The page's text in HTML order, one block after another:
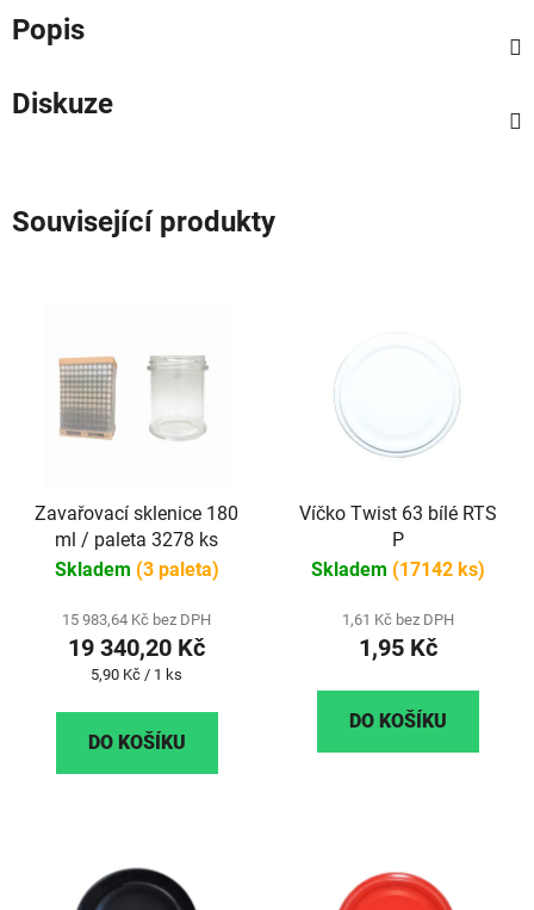
Popis
Diskuze
Související produkty
Zavařovací sklenice 180
ml / paleta 3278 ks
Skladem (3 paleta)
15 983,64 Kč bez DPH
19 340,20 Kč
Měrná
5,90 Kč / 1 ks
DO KOŠÍKU
Víčko Twist 63 bílé RTS
P
Skladem (17142 ks)
1,61 Kč bez DPH
1,95 Kč
DO KOŠÍKU